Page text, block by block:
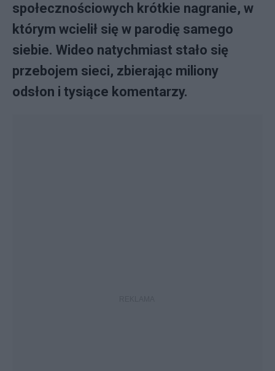
społecznościowych krótkie nagranie, w
którym wcielił się w parodię samego
siebie. Wideo natychmiast stało się
przebojem sieci, zbierając miliony
odsłon i tysiące komentarzy.